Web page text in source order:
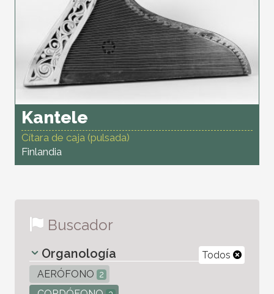
Kantele
Cítara de caja (pulsada)
Finlandia
Buscador
Todos
Organología
AERÓFONO 2